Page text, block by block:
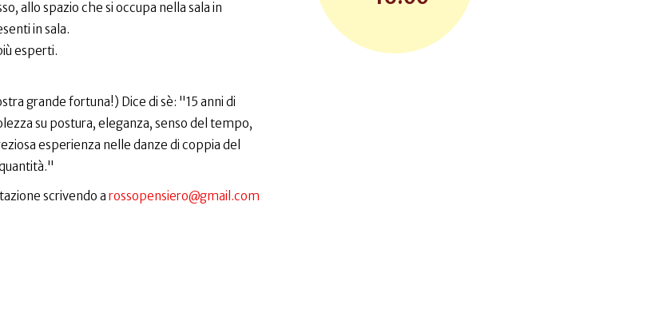
allo spazio che si occupa nella sala in
in sala.
esperti.
grande fortuna!) Dice di sè: "15 anni di
su postura, eleganza, senso del tempo,
esperienza nelle danze di coppia del
scrivendo a rossopensiero@gmail.com